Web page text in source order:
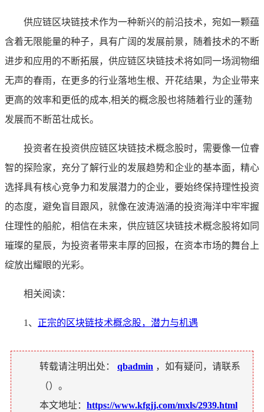
供应链区块链技术作为一种新兴的前沿技术，宛如一颗蕴
含着无限能量的种子，具有广阔的发展前景，随着技术的不断
进步和应用的不断拓展，供应链区块链技术将如同一场润物细
无声的春雨，在更多的行业落地生根、开花结果，为企业带来
更高的效率和更低的成本,相关的概念股也将随着行业的蓬勃
发展而不断茁壮成长。
投资者在投资供应链区块链技术概念股时，需要像一位睿
智的探险家，充分了解行业的发展趋势和企业的基本面，精心
选择具有核心竞争力和发展潜力的企业，要始终保持理性投资
的态度，避免盲目跟风，就像在波涛汹涌的投资海洋中牢牢握
住理性的船舵，相信在未来，供应链区块链技术概念股将如同
璀璨的星辰，为投资者带来丰厚的回报，在资本市场的舞台上
绽放出耀眼的光彩。
相关阅读：
1、 正宗的区块链技术概念股，潜力与机遇
转载请注明出处： qbadmin ，如有疑问，请联系
（）。
本文地址： https://www.kfgjj.com/mxls/2939.html